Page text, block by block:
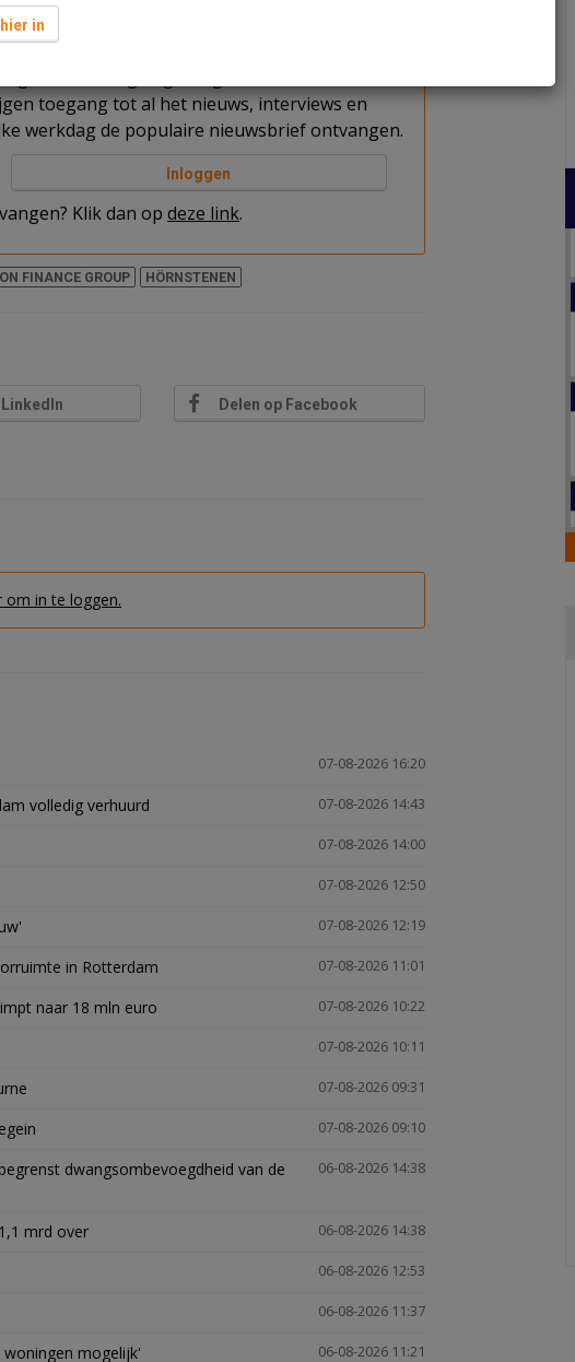
niet bent ingelogd. Log in of word abonnee
toegang tot al het nieuws, interviews en
werkdag de populaire nieuwsbrief ontvangen.
Inloggen
Klik dan op deze link.
FINANCE GROUP HÖRNSTENEN
Delen op Facebook
om in te loggen.
07-08-2026 16:20
07-08-2026 14:43
volledig verhuurd
07-08-2026 14:00
07-08-2026 12:50
07-08-2026 12:19
07-08-2026 11:01
in Rotterdam
07-08-2026 10:22
naar 18 mln euro
07-08-2026 10:11
07-08-2026 09:31
07-08-2026 09:10
06-08-2026 14:38
dwangsombevoegdheid van de
06-08-2026 14:38
mrd over
06-08-2026 12:53
06-08-2026 11:37
06-08-2026 11:21
mogelijk'
in